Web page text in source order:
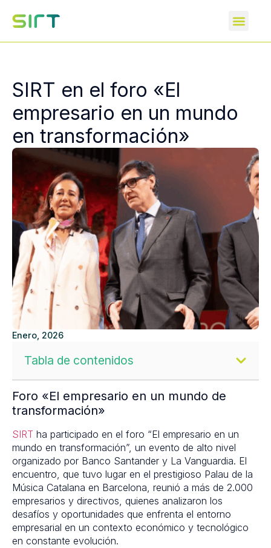
SIRT en el foro «El
empresario en un mundo
en transformación»
Enero, 2026
Tabla de contenidos
Foro «El empresario en un mundo de
transformación»
SIRT ha participado en el foro “El empresario en un
mundo en transformación”, un evento de alto nivel
organizado por Banco Santander y La Vanguardia. El
encuentro, que tuvo lugar en el prestigioso Palau de la
Música Catalana en Barcelona, reunió a más de 2.000
empresarios y directivos, quienes analizaron los
desafíos y oportunidades que enfrenta el entorno
empresarial en un contexto económico y tecnológico
en constante evolución.